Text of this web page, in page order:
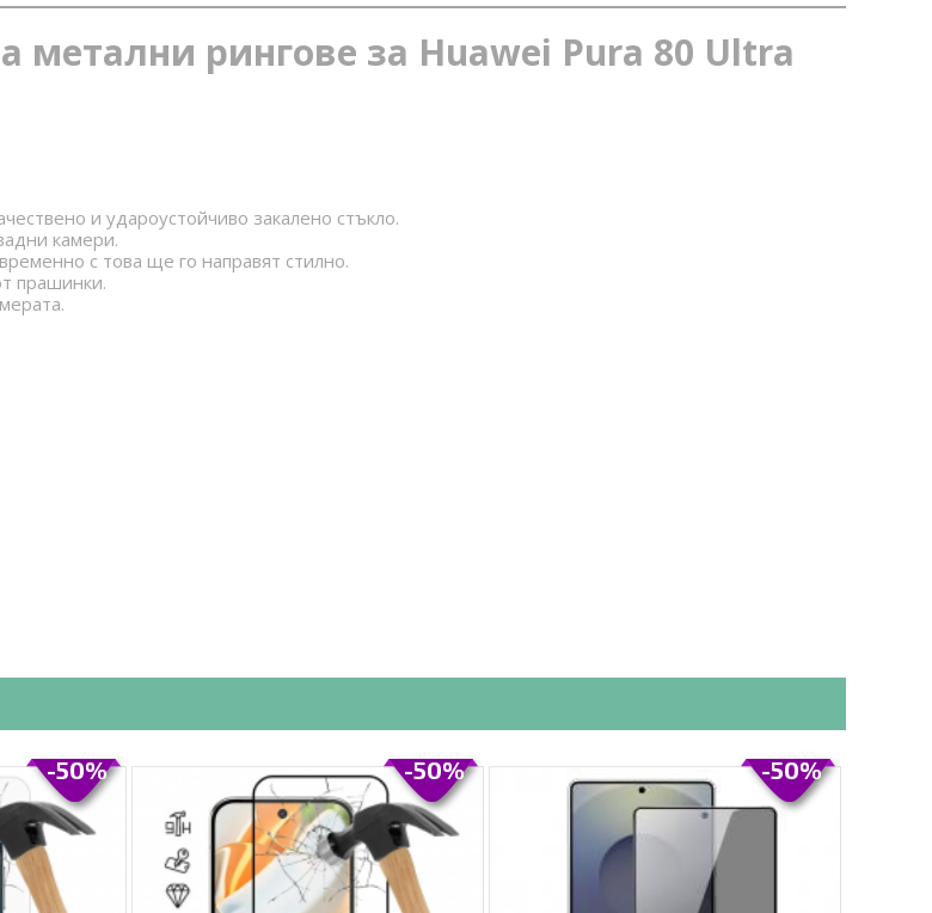
метални рингове за Huawei Pura 80 Ultra
и удароустойчиво закалено стъкло.
камери.
с това ще го направят стилно.
прашинки.
-50% -50% -50%